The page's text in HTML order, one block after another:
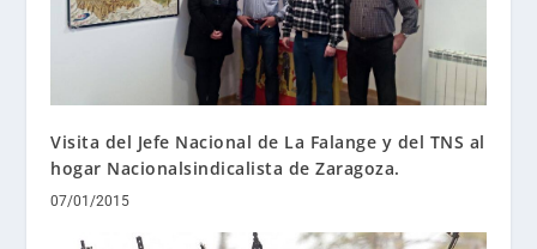
Visita del Jefe Nacional de La Falange y del TNS al
hogar Nacionalsindicalista de Zaragoza.
07/01/2015